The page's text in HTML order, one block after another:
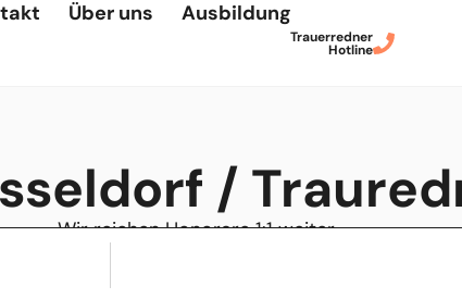
Über uns Ausbildung
Trauerredner
Hotline
/
Wir reichen Honorare 1:1 weiter